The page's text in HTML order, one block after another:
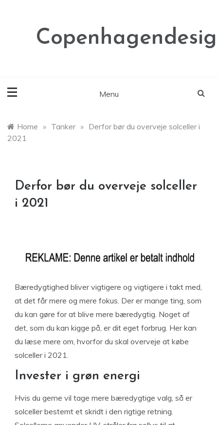
Menu
Home » Tanker » Derfor bør du overveje solceller i
2021
Derfor bør du overveje solceller
i 2021
Bæredygtighed bliver vigtigere og vigtigere i takt med,
at det får mere og mere fokus. Der er mange ting, som
du kan gøre for at blive mere bæredygtig. Noget af
det, som du kan kigge på, er dit eget forbrug. Her kan
du læse mere om, hvorfor du skal overveje at købe
solceller i 2021.
Invester i grøn energi
Hvis du gerne vil tage mere bæredygtige valg, så er
solceller bestemt et skridt i den rigtige retning.